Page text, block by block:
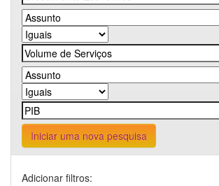
Iniciar uma nova pesquisa
Adicionar filtros: